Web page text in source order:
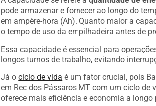
pode armazenar e fornecer ao longo do
em ampère-hora (Ah). Quanto maior a
o tempo de uso da empilhadeira antes de
Essa capacidade é essencial para
longos turnos de trabalho, evitando
Já o ciclo de vida é um fator crucial, pois
em Rec dos Pássaros MT com um ciclo de
oferece mais eficiência e economia a longo